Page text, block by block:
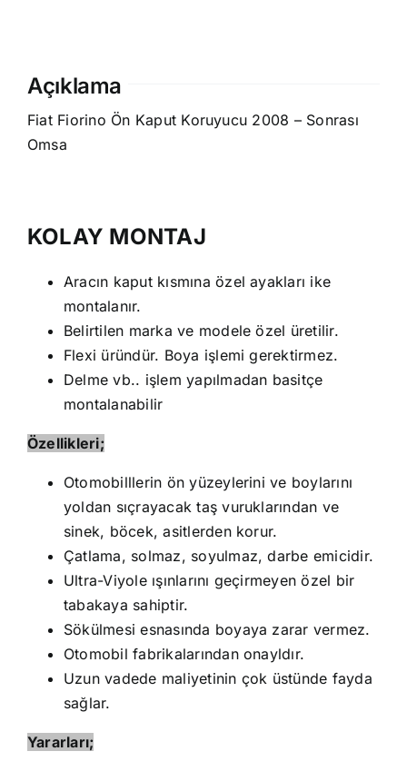
Açıklama
Fiat Fiorino Ön Kaput Koruyucu 2008 – Sonrası
Omsa
KOLAY MONTAJ
Aracın kaput kısmına özel ayakları ike
montalanır.
Belirtilen marka ve modele özel üretilir.
Flexi üründür. Boya işlemi gerektirmez.
Delme vb.. işlem yapılmadan basitçe
montalanabilir
Özellikleri;
Otomobilllerin ön yüzeylerini ve boylarını
yoldan sıçrayacak taş vuruklarından ve
sinek, böcek, asitlerden korur.
Çatlama, solmaz, soyulmaz, darbe emicidir.
Ultra-Viyole ışınlarını geçirmeyen özel bir
tabakaya sahiptir.
Sökülmesi esnasında boyaya zarar vermez.
Otomobil fabrikalarından onayldır.
Uzun vadede maliyetinin çok üstünde fayda
sağlar.
Yararları;